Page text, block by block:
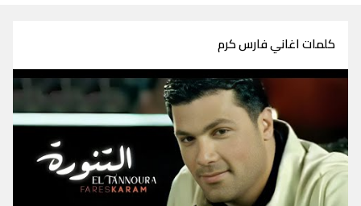
كلمات اغاني فارس كرم